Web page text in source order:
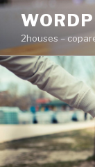
Aller
contenu
principal
2houses –